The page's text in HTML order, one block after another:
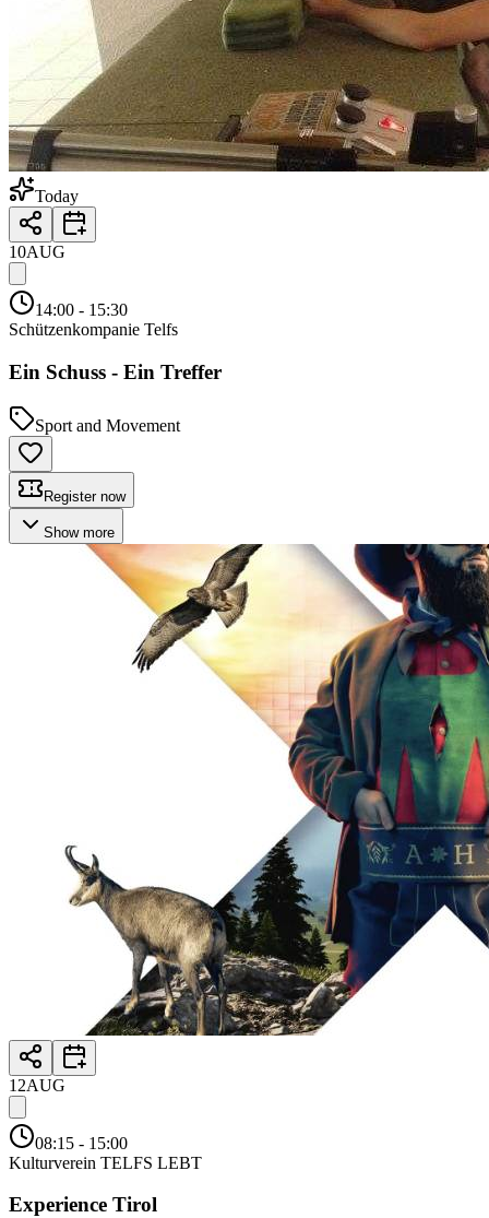
Today
10AUG
14:00 - 15:30
Schützenkompanie Telfs
Ein Schuss - Ein Treffer
Sport and Movement
Register now
Show more
12AUG
08:15 - 15:00
Kulturverein TELFS LEBT
Experience Tirol